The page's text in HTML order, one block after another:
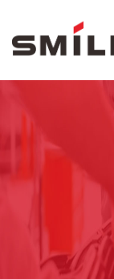
Продукция
О нас
Контакты